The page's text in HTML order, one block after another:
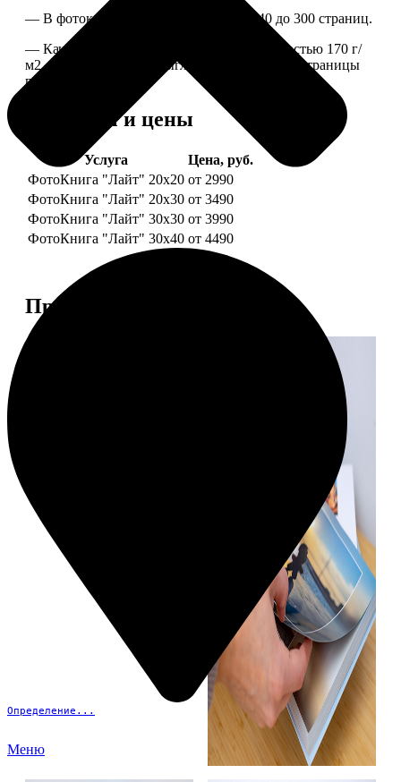
Определение...
Меню
— В фотокниге можно разместить от 40 до 300 страниц.
— Качественная мелованная бумага плотностью 170 г/
м2, то есть страницы выглядят, как плотные страницы
глянцевого журнала.
Форматы и цены
Услуга
Цена, руб.
ФотоКнига "Лайт" 20x20 от 2990
ФотоКнига "Лайт" 20x30 от 3490
ФотоКнига "Лайт" 30x30 от 3990
ФотоКнига "Лайт" 30x40 от 4490
Примеры работ